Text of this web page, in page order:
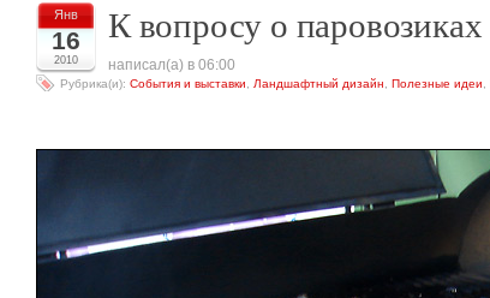
Янв
16
2010
К вопросу о паровозиках
написал(а) в 06:00
Рубрика(и): События и выставки, Ландшафтный дизайн, Полезные идеи,